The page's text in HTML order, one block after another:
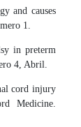
and causes
1.
in preterm
4, Abril.
cord injury
Medicine.